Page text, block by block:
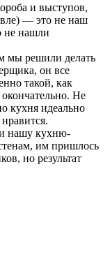
и выступов,
— это не наш
не нашли
мы решили делать
он все
такой, как
Не
кухня идеально
нашу кухню-
им пришлось
но результат